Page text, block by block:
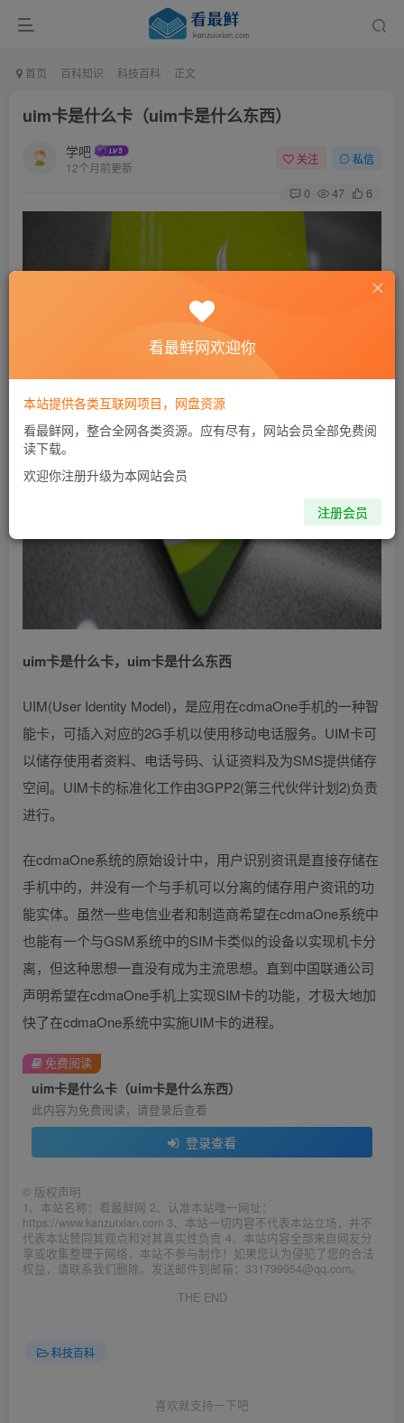
首页 百科知识 科技百科 正文
uim卡是什么卡（uim卡是什么东西）
学吧
12个月前更新
关注 私信
0 47 6
uim卡是什么卡，uim卡是什么东西
UIM(User Identity Model)，是应用在cdmaOne手机的一种智
能卡，可插入对应的2G手机以使用移动电话服务。UIM卡可
以储存使用者资料、电话号码、认证资料及为SMS提供储存
空间。UIM卡的标准化工作由3GPP2(第三代伙伴计划2)负责
进行。
在cdmaOne系统的原始设计中，用户识别资讯是直接存储在
手机中的，并没有一个与手机可以分离的储存用户资讯的功
能实体。虽然一些电信业者和制造商希望在cdmaOne系统中
也能有一个与GSM系统中的SIM卡类似的设备以实现机卡分
离，但这种思想一直没有成为主流思想。直到中国联通公司
声明希望在cdmaOne手机上实现SIM卡的功能，才极大地加
快了在cdmaOne系统中实施UIM卡的进程。
uim卡是什么卡（uim卡是什么东西）
此内容为免费阅读，请登录后查看
登录查看
免费阅读
© 版权声明
1、本站名称：看最鲜网 2、认准本站唯一网址：
https://www.kanzuixian.com 3、本站一切内容不代表本站立场，并不
代表本站赞同其观点和对其真实性负责 4、本站内容全部来自网友分
享或收集整理于网络，本站不参与制作！如果您认为侵犯了您的合法
权益，请联系我们删除。发送邮件到邮箱：331799954@qq.com。
THE END
科技百科
喜欢就支持一下吧
看最鲜网欢迎你
本站提供各类互联网项目，网盘资源
看最鲜网，整合全网各类资源。应有尽有，网站会员全部免费阅
读下载。
欢迎你注册升级为本网站会员
注册会员